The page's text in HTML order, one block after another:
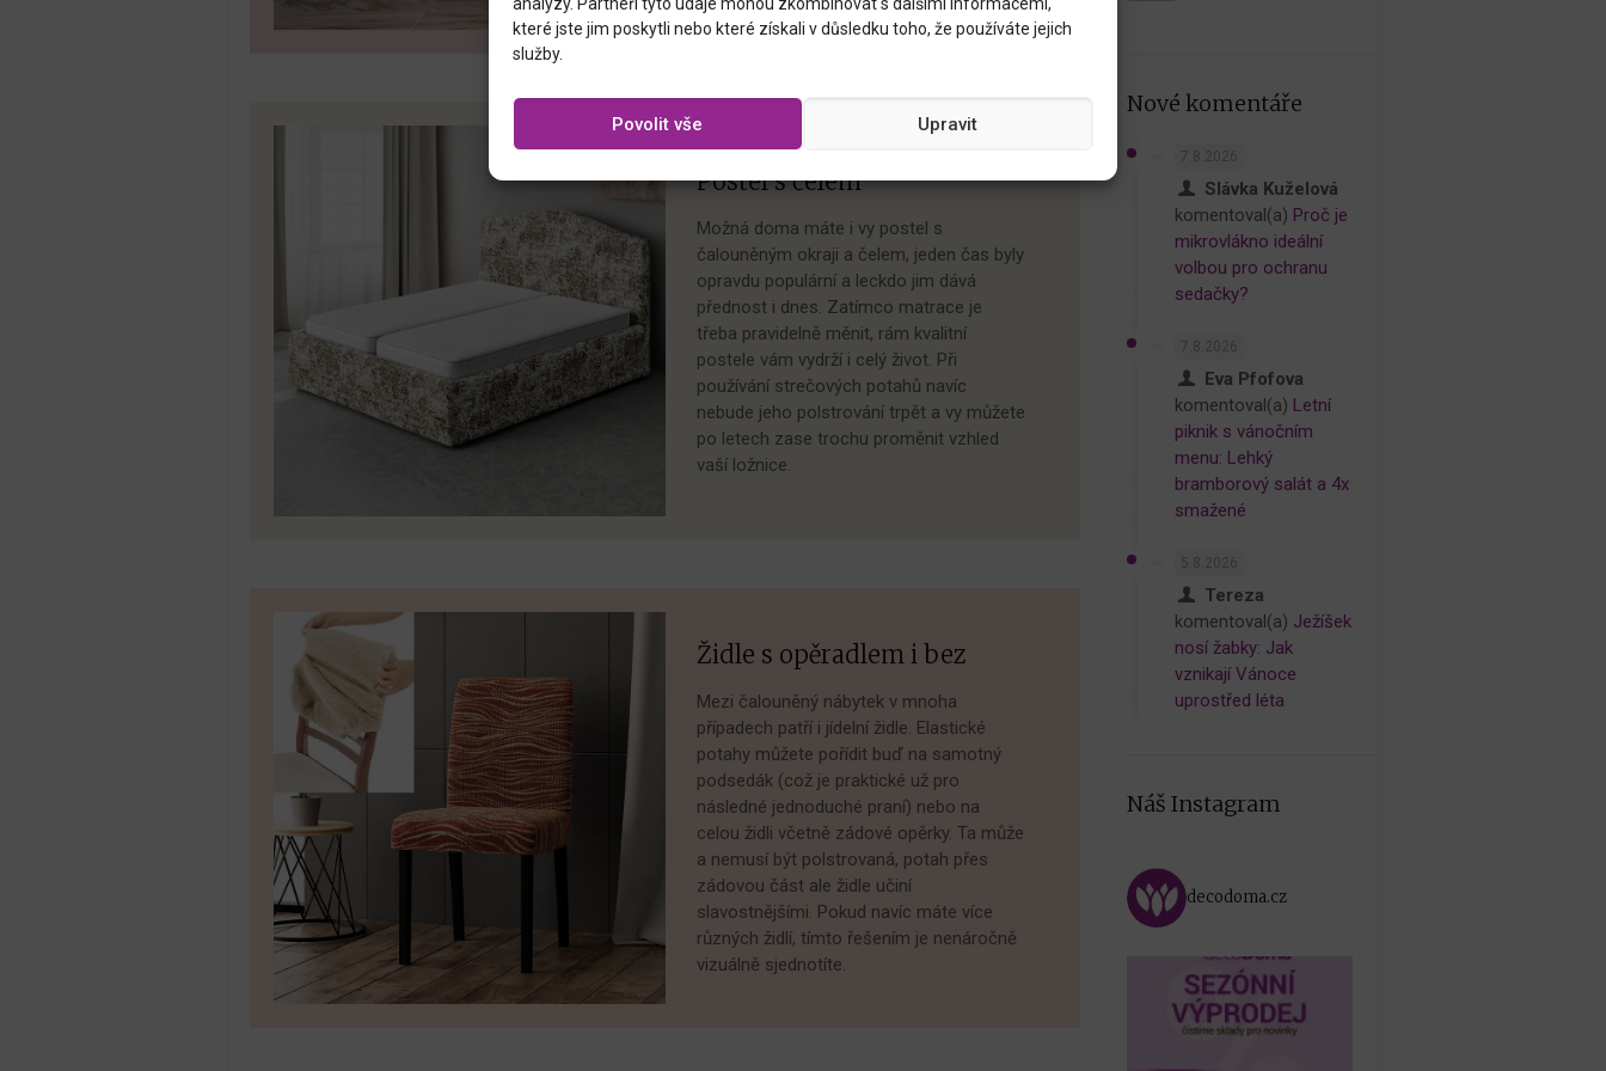
které jste jim poskytli nebo které získali v důsledku toho, že používáte jejich
služby.
Povolit vše Upravit
Postel s čelem
Možná doma máte i vy postel s
čalouněným okraji a čelem, jeden čas byly
opravdu populární a leckdo jim dává
přednost i dnes. Zatímco matrace je
třeba pravidelně měnit, rám kvalitní
postele vám vydrží i celý život. Při
používání strečových potahů navíc
nebude jeho polstrování trpět a vy můžete
po letech zase trochu proměnit vzhled
vaší ložnice.
Židle s opěradlem i bez
Mezi čalouněný nábytek v mnoha
případech patří i jídelní židle. Elastické
potahy můžete pořídit buď na samotný
podsedák (což je praktické už pro
následné jednoduché praní) nebo na
celou židli včetně zádové opěrky. Ta může
a nemusí být polstrovaná, potah přes
zádovou část ale židle učiní
slavostnějšími. Pokud navíc máte více
různých židlí, tímto řešením je nenáročně
vizuálně sjednotíte.
Nové komentáře
Slávka Kuželová
komentoval(a) Proč je
mikrovlákno ideální
volbou pro ochranu
sedačky?
Eva Pfofova
komentoval(a) Letní
piknik s vánočním
menu: Lehký
bramborový salát a 4x
smažené
Tereza
komentoval(a) Ježíšek
nosí žabky: Jak
vznikají Vánoce
uprostřed léta
Náš Instagram
decodoma.cz